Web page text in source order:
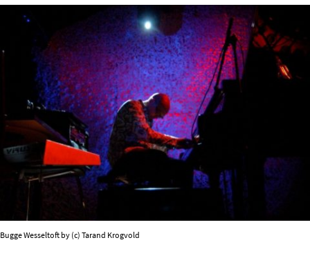
AKTUELLES
PROGRAMM
KIRCHE DER KULTUREN
FOTOS
Bugge Wesseltoft by (c) Tarand Krogvold